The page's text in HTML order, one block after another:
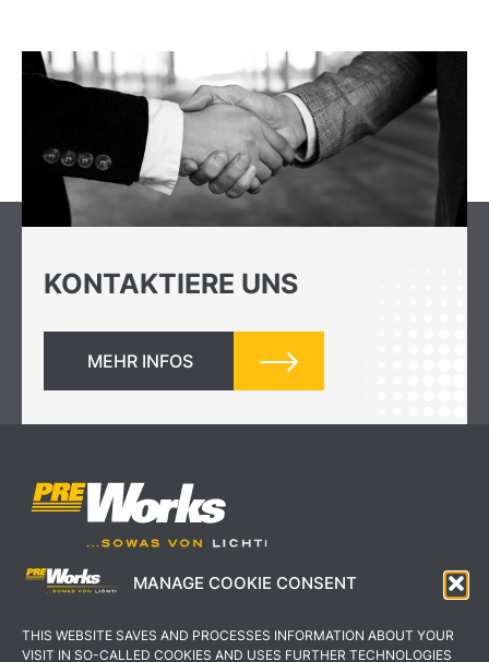
MANAGE COOKIE CONSENT
THIS WEBSITE SAVES AND PROCESSES INFORMATION ABOUT YOUR
VISIT IN SO-CALLED COOKIES AND USES FURTHER TECHNOLOGIES
KONTAKTIERE UNS
MEHR INFOS
DATENSCHUTZERKLÄRUNG
KONTAKT